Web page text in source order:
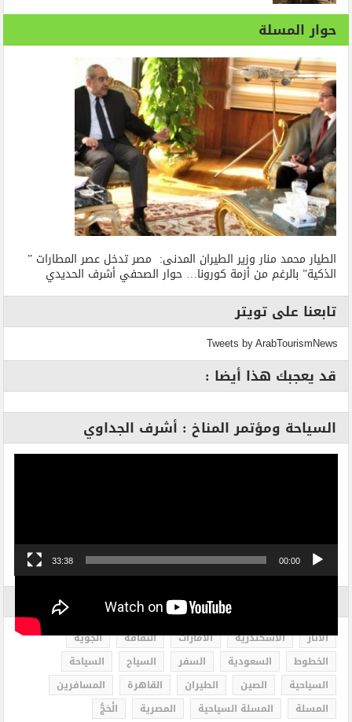
حوار المسلة
الطيار محمد منار وزير الطيران المدنى: مصر تدخل عصر المطارات ”
الذكية” بالرغم من أزمة كورونا… حوار الصحفي أشرف الحديدي
تابعنا على تويتر
Tweets by ArabTourismNews
قد يعجبك هذا أيضا :
السياحة ومؤتمر المناخ : أشرف الجداوي
00:00
33:38
الاثار الاسكندرية الامارات الثقافة
الجوية
الخطوط
السعودية السفر السياح
السياحة
السياحية
الصين الطيران القاهرة
المسافرين
المسلة
المسلة السياحية المصرية
الْحَجُّ